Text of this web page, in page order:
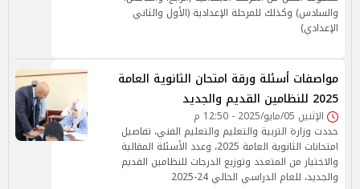
والسادس) وكذلك للمرحلة الإعدادية (الأول والثاني
الإعدادي)
مواصفات أسئلة ورقة امتحان الثانوية العامة
2025 للنظامين القديم والجديد
الإثنين 05/مايو/2025 - 12:50 م
حددت وزارة التربية والتعليم والتعليم الفني، تفاصيل
امتحانات الثانوية العامة 2025، وعدد الأسئلة المقالية
والاختيار من المتعدد وتوزيع الدرجات للنظامين القديم
والجديد، للعام الدراسي الحالي 24-2025